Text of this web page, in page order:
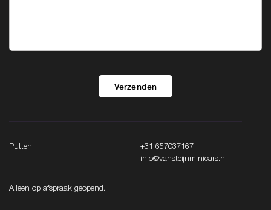
Verzenden
Putten
+31 657037167
info@vansteijnminicars.nl
Alleen op afspraak geopend.